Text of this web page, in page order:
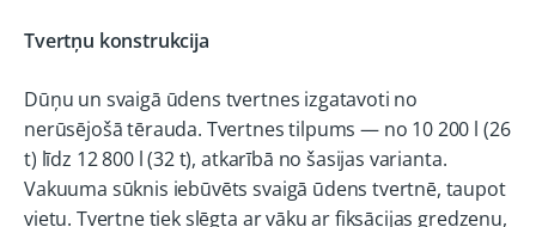
Tvertņu konstrukcija
Dūņu un svaigā ūdens tvertnes izgatavoti no
nerūsējošā tērauda. Tvertnes tilpums — no 10 200 l (26
t) līdz 12 800 l (32 t), atkarībā no šasijas varianta.
Vakuuma sūknis iebūvēts svaigā ūdens tvertnē, taupot
vietu. Tvertne tiek slēgta ar vāku ar fiksācijas gredzenu,